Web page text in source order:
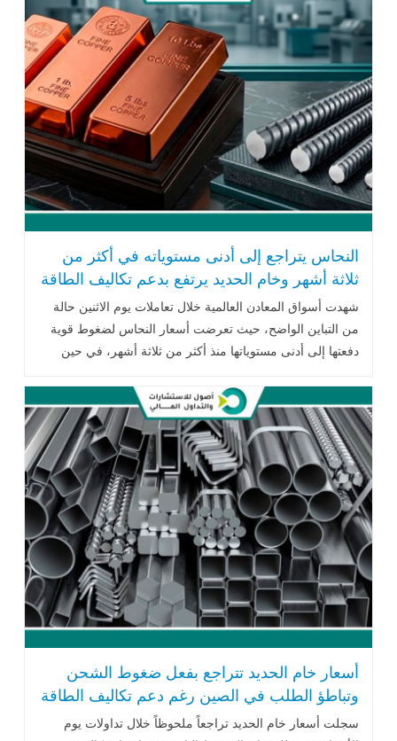
النحاس يتراجع إلى أدنى مستوياته في أكثر من
ثلاثة أشهر وخام الحديد يرتفع بدعم تكاليف الطاقة
والشحن
شهدت أسواق المعادن العالمية خلال تعاملات يوم الاثنين حالة
من التباين الواضح، حيث تعرضت أسعار النحاس لضغوط قوية
دفعتها إلى أدنى مستوياتها منذ أكثر من ثلاثة أشهر، في حين
أسعار خام الحديد تتراجع بفعل ضغوط الشحن
وتباطؤ الطلب في الصين رغم دعم تكاليف الطاقة
سجلت أسعار خام الحديد تراجعاً ملحوظاً خلال تداولات يوم